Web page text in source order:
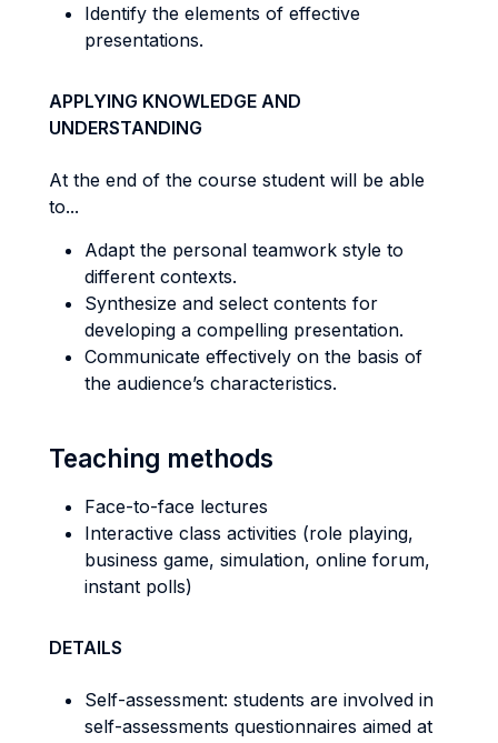
Identify the elements of effective
presentations.
APPLYING KNOWLEDGE AND
UNDERSTANDING
At the end of the course student will be able
to...
Adapt the personal teamwork style to
different contexts.
Synthesize and select contents for
developing a compelling presentation.
Communicate effectively on the basis of
the audience’s characteristics.
Teaching methods
Face-to-face lectures
Interactive class activities (role playing,
business game, simulation, online forum,
instant polls)
DETAILS
Self-assessment: students are involved in
self-assessments questionnaires aimed at